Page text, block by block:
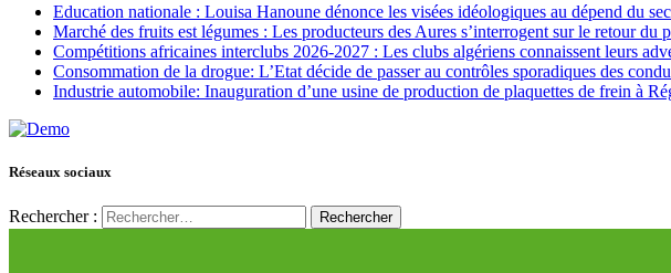
Education nationale : Louisa Hanoune dénonce les visées idéologiques au dépend du
Marché des fruits est légumes : Les producteurs des Aures s’interrogent sur le retour du
Compétitions africaines interclubs 2026-2027 : Les clubs algériens connaissent leurs
Consommation de la drogue: L’Etat décide de passer au contrôles sporadiques des
Industrie automobile: Inauguration d’une usine de production de plaquettes de frein à
Réseaux sociaux
Rechercher :